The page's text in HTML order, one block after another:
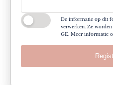
De informatie op dit
verwerken. Ze
GE. Meer informatie